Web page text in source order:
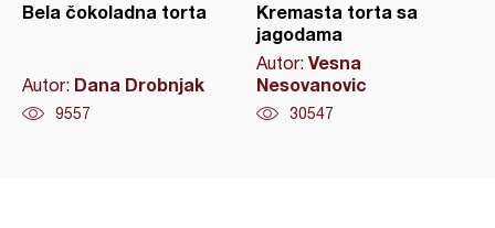
Bela čokoladna torta
Autor: Dana Drobnjak
9557
Kremasta torta sa
jagodama
Autor: Vesna
Nesovanovic
30547